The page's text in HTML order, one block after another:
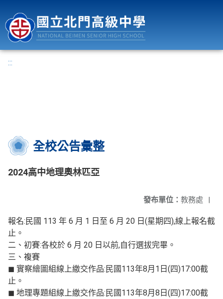
:::
全校公告彙整
2024高中地理奧林匹亞
發布單位： 教務處 |
報名:民國 113 年 6 月 1 日至 6 月 20 日(星期四),線上報名截
止。
二、初賽:各校於 6 月 20 日以前,自行選拔完畢。
三、複賽
◼ 實察繪圖組線上繳交作品:民國113年8月1日(四)17:00截
止。
◼ 地理專題組線上繳交作品:民國113年8月8日(四)17:00截